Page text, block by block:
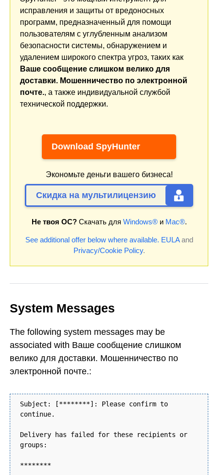
исправления и защиты от вредоносных
программ, предназначенный для помощи
пользователям с углубленным анализом
безопасности системы, обнаружением и
удалением широкого спектра угроз, таких как
Ваше сообщение слишком велико для
доставки. Мошенничество по электронной
почте., а также индивидуальной службой
технической поддержки.
Download SpyHunter
Экономьте деньги вашего бизнеса!
Скидка на мультилицензию
Не твоя ОС?Скачать для Windows®и Mac®.
See additional offer below where available. EULAand
Privacy/Cookie Policy.
System Messages
The following system messages may be
associated with Ваше сообщение слишком
велико для доставки. Мошенничество по
электронной почте.:
Subject: [********]: Please confirm to
continue.
Delivery has failed for these recipients or
groups:
********